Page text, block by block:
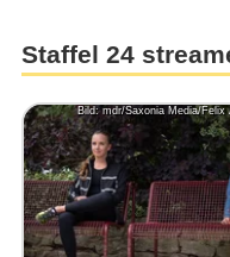
Staffel 24
Bild: mdr/Saxonia Media/Felix